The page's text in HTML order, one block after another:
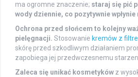
ma ogromne znaczenie; staraj się pić
wody dziennie, co pozytywnie
Ochrona przed słońcem to kolejny
pielęgnacji. Stosowanie kremów z
skórę przed szkodliwym działaniem
zapobiega jej przedwczesnemu
Zaleca się unikać kosmetyków z